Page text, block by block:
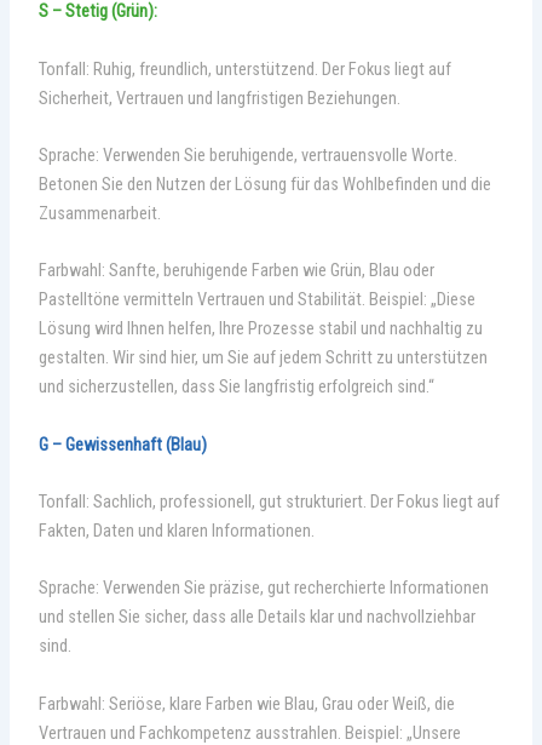
S – Stetig (Grün):
Tonfall: Ruhig, freundlich, unterstützend. Der Fokus liegt auf
Sicherheit, Vertrauen und langfristigen Beziehungen.
Sprache: Verwenden Sie beruhigende, vertrauensvolle Worte.
Betonen Sie den Nutzen der Lösung für das Wohlbefinden und die
Zusammenarbeit.
Farbwahl: Sanfte, beruhigende Farben wie Grün, Blau oder
Pastelltöne vermitteln Vertrauen und Stabilität. Beispiel: „Diese
Lösung wird Ihnen helfen, Ihre Prozesse stabil und nachhaltig zu
gestalten. Wir sind hier, um Sie auf jedem Schritt zu unterstützen
und sicherzustellen, dass Sie langfristig erfolgreich sind.“
G – Gewissenhaft (Blau)
Tonfall: Sachlich, professionell, gut strukturiert. Der Fokus liegt auf
Fakten, Daten und klaren Informationen.
Sprache: Verwenden Sie präzise, gut recherchierte Informationen
und stellen Sie sicher, dass alle Details klar und nachvollziehbar
sind.
Farbwahl: Seriöse, klare Farben wie Blau, Grau oder Weiß, die
Vertrauen und Fachkompetenz ausstrahlen. Beispiel: „Unsere